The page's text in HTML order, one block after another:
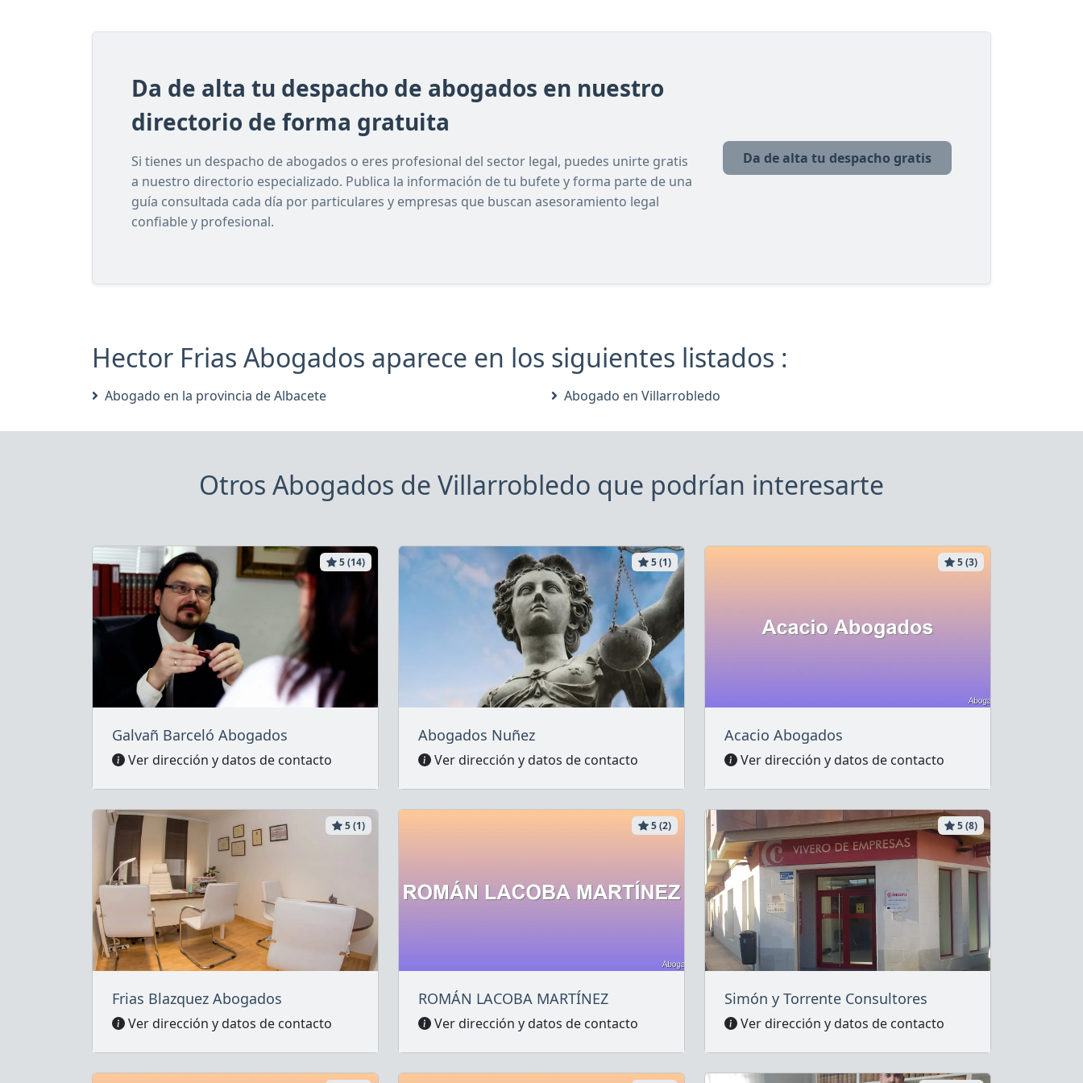
Da de alta tu despacho de abogados en nuestro
directorio de forma gratuita
Si tienes un despacho de abogados o eres profesional del sector legal, puedes unirte gratis
a nuestro directorio especializado. Publica la información de tu bufete y forma parte de una
guía consultada cada día por particulares y empresas que buscan asesoramiento legal
confiable y profesional.
Da de alta tu despacho gratis
Hector Frias Abogados aparece en los siguientes listados :
Abogado en la provincia de Albacete Abogado en Villarrobledo
Otros Abogados de Villarrobledo que podrían interesarte
5 (14)
Galvañ Barceló Abogados
Ver dirección y datos de contacto
5 (1)
Abogados Nuñez
Ver dirección y datos de contacto
5 (3)
Acacio Abogados
Ver dirección y datos de contacto
5 (1)
Frias Blazquez Abogados
Ver dirección y datos de contacto
5 (2)
ROMÁN LACOBA MARTÍNEZ
Ver dirección y datos de contacto
5 (8)
Simón y Torrente Consultores
Ver dirección y datos de contacto